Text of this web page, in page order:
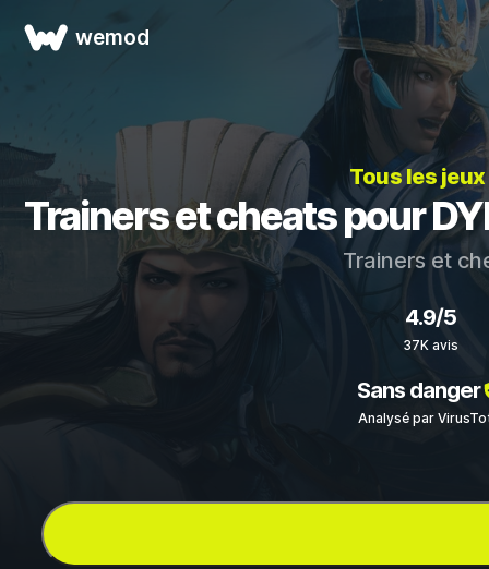
wemod
Tous les
Trainers et cheats pour
Trainers et
4.9/5
37K avis
Sans danger
Analysé par